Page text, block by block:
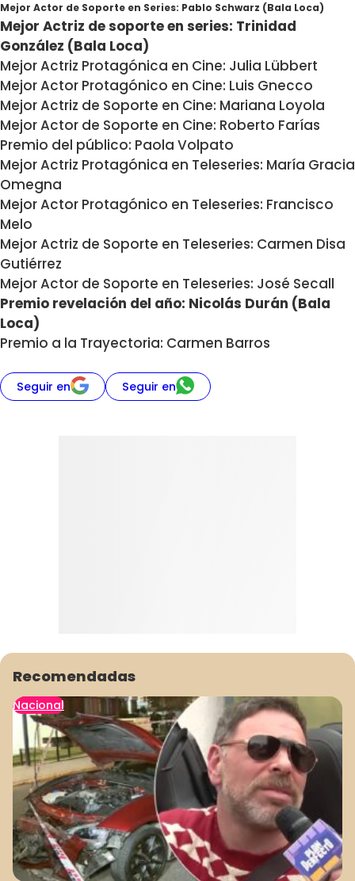
Mejor Actor de Soporte en Series: Pablo Schwarz (Bala Loca)
Mejor Actriz de soporte en series: Trinidad
González (Bala Loca)
Mejor Actriz Protagónica en Cine: Julia Lübbert
Mejor Actor Protagónico en Cine: Luis Gnecco
Mejor Actriz de Soporte en Cine: Mariana Loyola
Mejor Actor de Soporte en Cine: Roberto Farías
Premio del público: Paola Volpato
Mejor Actriz Protagónica en Teleseries: María Gracia
Omegna
Mejor Actor Protagónico en Teleseries: Francisco
Melo
Mejor Actriz de Soporte en Teleseries: Carmen Disa
Gutiérrez
Mejor Actor de Soporte en Teleseries: José Secall
Premio revelación del año: Nicolás Durán (Bala
Loca)
Premio a la Trayectoria: Carmen Barros
Seguir en Seguir en
Recomendadas
Nacional